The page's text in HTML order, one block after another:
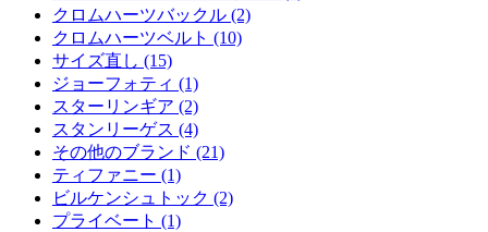
クロムハーツバックル (2)
クロムハーツベルト (10)
サイズ直し (15)
ジョーフォティ (1)
スターリンギア (2)
スタンリーゲス (4)
その他のブランド (21)
ティファニー (1)
ビルケンシュトック (2)
プライベート (1)